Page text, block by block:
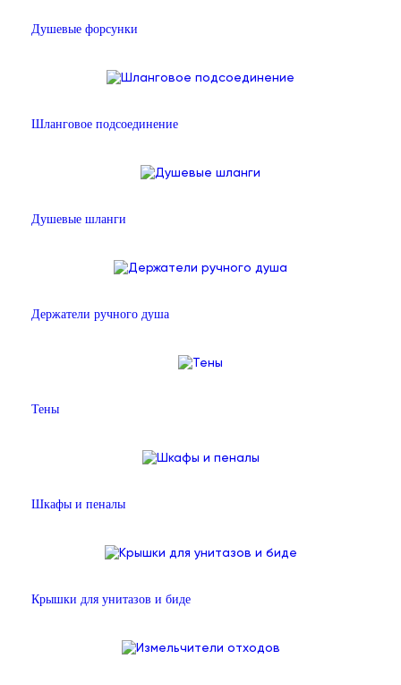
Душевые форсунки
Шланговое подсоединение
Душевые шланги
Держатели ручного душа
Тены
Шкафы и пеналы
Крышки для унитазов и биде